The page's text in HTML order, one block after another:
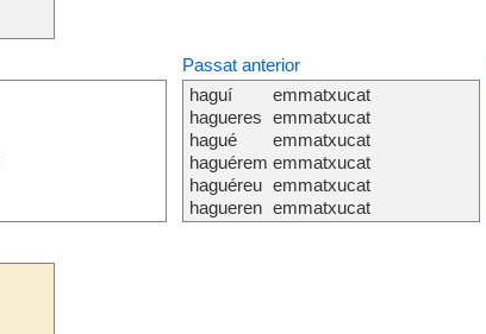
Passat anterior
haguí
hagueres
hagué
haguérem
haguéreu
hagueren
emmatxucat
emmatxucat
emmatxucat
emmatxucat
emmatxucat
emmatxucat